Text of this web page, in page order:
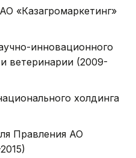
«Казагромаркетинг»
инновационного
ветеринарии (2009-
холдинга
Правления АО